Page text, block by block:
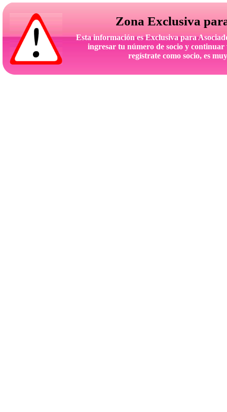
Esta información es Exclusiva para
ingresar tu número de socio y
regístrate como socio, es
Zona Exclusiva